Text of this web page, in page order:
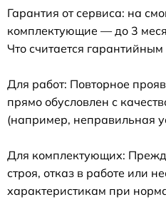
Гарантия от сервиса: на
комплектующие — до 3
Что считается
Для работ: Повторное
прямо обусловлен с
(например, неправильная
Для комплектующих:
строя, отказ в работе или
характеристикам при